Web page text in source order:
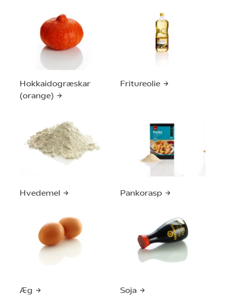
Hokkaidogræskar
(orange)
Fritureolie
Hvedemel Pankorasp
Æg Soja